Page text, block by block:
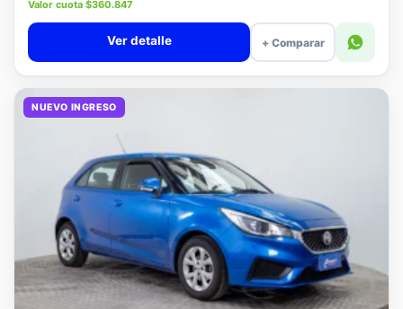
Precio lista $16.580.000
Valor cuota $360.847
+ Comparar